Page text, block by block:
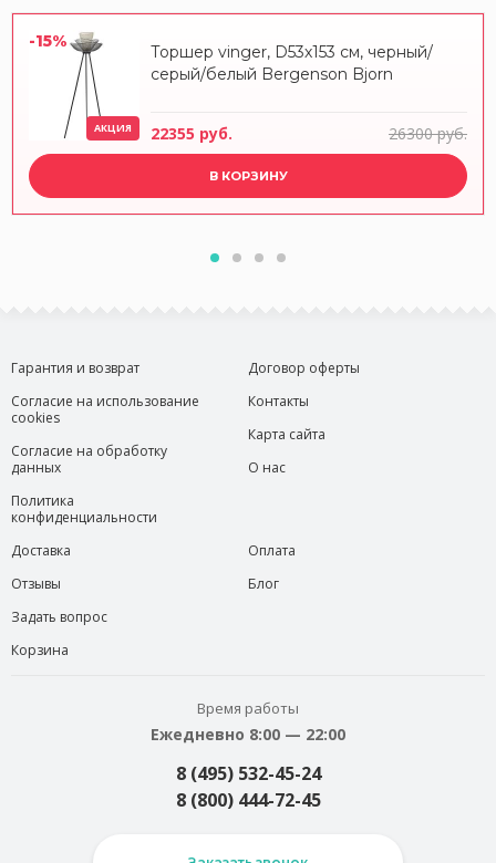
-15%
АКЦИЯ
Торшер vinger, D53х153 см, черный/
серый/белый Bergenson Bjorn
22355 руб. 26300 руб.
В КОРЗИНУ
Гарантия и возврат
Согласие на использование
cookies
Согласие на обработку
данных
Политика
конфиденциальности
Договор оферты
Контакты
Карта сайта
О нас
Доставка
Отзывы
Задать вопрос
Корзина
Оплата
Блог
Время работы
Ежедневно 8:00 — 22:00
8 (495) 532-45-24
8 (800) 444-72-45